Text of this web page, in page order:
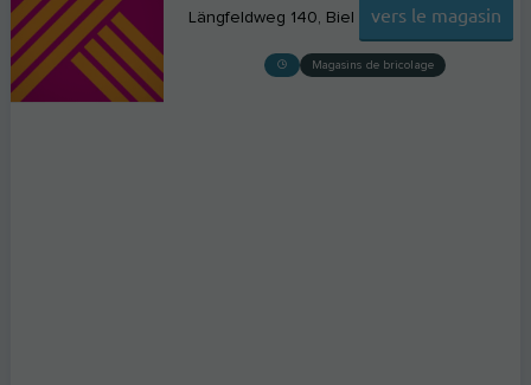
Längfeldweg 140 Biel vers le magasin
Magasins de bricolage